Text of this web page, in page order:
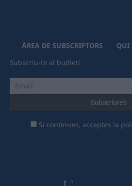
ÀREA DE SUBSCRIPTORS QUI
Subscriu-te al butlletí
Si continues, acceptes la